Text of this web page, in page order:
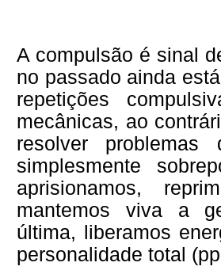
A compulsão é sinal
no passado ainda
repetições
mecânicas, ao
resolver
simplesmente
aprisionamos,
mantemos viva a
última, liberamos
personalidade total